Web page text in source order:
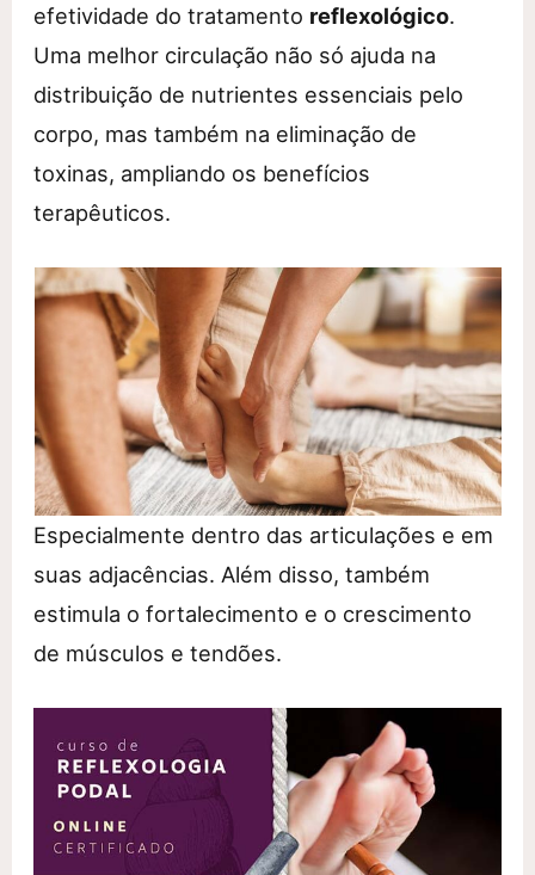
efetividade do tratamento reflexológico.
Uma melhor circulação não só ajuda na
distribuição de nutrientes essenciais pelo
corpo, mas também na eliminação de
toxinas, ampliando os benefícios
terapêuticos.
Especialmente dentro das articulações e em
suas adjacências. Além disso, também
estimula o fortalecimento e o crescimento
de músculos e tendões.